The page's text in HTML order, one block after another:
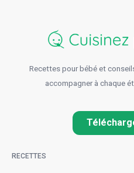
Recettes pour bébé et
accompagner à chaque
RECETTES